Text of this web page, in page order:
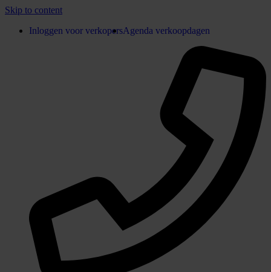
Skip to content
Inloggen voor verkopersAgenda verkoopdagen